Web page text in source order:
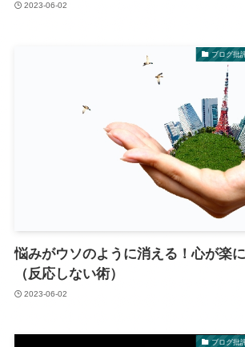
2023-06-02
ブログ批
悩みがウソのように消える！心が楽
（反応しない術）
2023-06-02
ブログ批